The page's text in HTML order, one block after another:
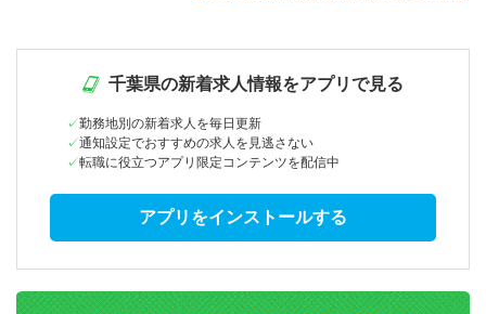
千葉県の新着求人情報をアプリで見る
勤務地別の新着求人を毎日更新
通知設定でおすすめの求人を見逃さない
転職に役立つアプリ限定コンテンツを配信中
アプリをインストールする